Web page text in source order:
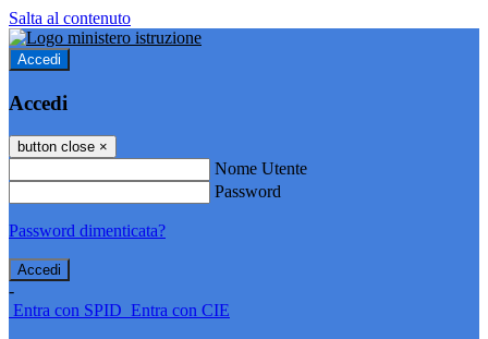
Salta al contenuto
Accedi
Accedi
button close ×
Nome Utente
Password
Password dimenticata?
-
Entra con SPID Entra con CIE